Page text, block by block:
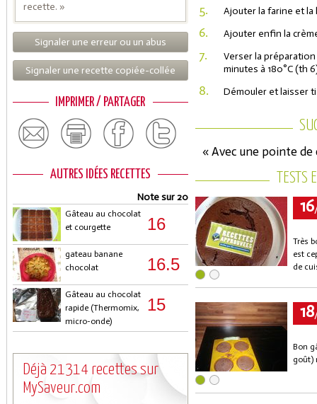
recette. »
Signaler une erreur ou un abus
Signaler une recette copiée-collée
IMPRIMER / PARTAGER
AUTRES IDÉES RECETTES
Note sur 20
Gâteau au chocolat
et courgette
16
gateau banane
chocolat
16.5
Gâteau au chocolat
rapide (Thermomix,
micro-onde)
15
Déjà 21314 recettes sur
MySaveur.com
5. Ajouter la farine et la
6. Ajouter enfin la
7.
Verser la
minutes à 180°C (th
8. Démouler et laisser
« Avec une pointe de
16
Très
est
de
18
Bon
goût)